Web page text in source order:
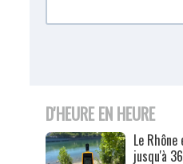
D'HEURE EN HEURE
Le
jusqu'à